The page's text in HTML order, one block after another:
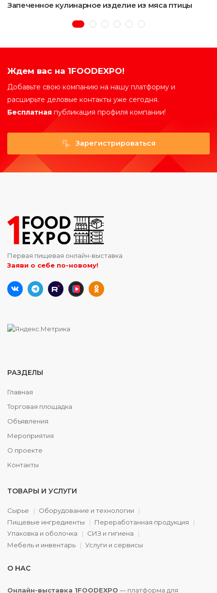
Запеченное кулинарное изделие из мяса птицы
Ждем вас на 1FOODEXPO!
Добавьте свою компанию на нашу платформу и
расширьте деловые контакты уже сегодня.
Бесплатная публикация профиля компании!
Зарегистрироваться
Первая пищевая онлайн-выставка
Заяви о себе по-новому!
РАЗДЕЛЫ
Главная
Торговая площадка
Объявления
Мероприятия
О проекте
Контакты
ТОВАРЫ И УСЛУГИ
Сырье
Оборудование и технологии
Пищевые ингредиенты
Переработанная продукция
Упаковка и оболочка
СИЗ и гигиена
Мебель и инвентарь
Услуги и сервисы
О НАС
Онлайн-выставка 1FOODEXPO — платформа для